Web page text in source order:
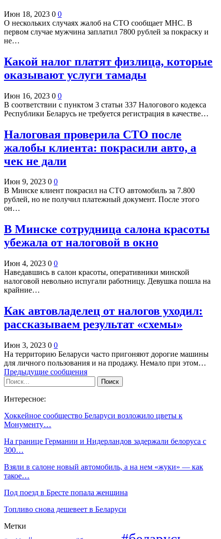
Июн 18, 2023 0 0
О нескольких случаях жалоб на СТО сообщает МНС. В
первом случае мужчина заплатил 7800 рублей за покраску и
не…
Какой налог платят физлица, которые
оказывают услуги тамады
Июн 16, 2023 0 0
В соответствии с пунктом 3 статьи 337 Налогового кодекса
Республики Беларусь не требуется регистрация в качестве…
Налоговая проверила СТО после
жалобы клиента: покрасили авто, а
чек не дали
Июн 9, 2023 0 0
В Минске клиент покрасил на СТО автомобиль за 7.800
рублей, но не получил платежный документ. После этого
он…
В Минске сотрудница салона красоты
убежала от налоговой в окно
Июн 4, 2023 0 0
Наведавшись в салон красоты, оперативники минской
налоговой невольно испугали работницу. Девушка пошла на
крайние…
Как автовладелец от налогов уходил:
рассказываем результат «схемы»
Июн 3, 2023 0 0
На территорию Беларуси часто пригоняют дорогие машины
для личного пользования и на продажу. Немало при этом…
Предыдущие сообщения
Интересное:
Хоккейное сообщество Беларуси возложило цветы к
Монументу…
На границе Германии и Нидерландов задержали белоруса с
300…
Взяли в салоне новый автомобиль, а на нем «жуки» — как
такое…
Под поезд в Бресте попала женщина
Топливо снова дешевеет в Беларуси
Метки